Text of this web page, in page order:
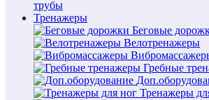
трубы
Тренажеры
Беговые
Велотренажеры
Гребные
Тренажеры